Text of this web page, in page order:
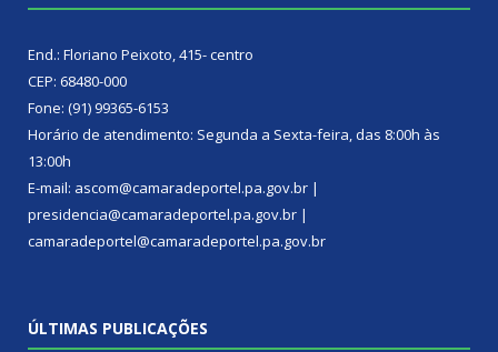
End.: Floriano Peixoto, 415- centro
CEP: 68480-000
Fone: (91) 99365-6153
Horário de atendimento: Segunda a Sexta-feira, das 8:00h às
13:00h
E-mail: ascom@camaradeportel.pa.gov.br |
presidencia@camaradeportel.pa.gov.br |
camaradeportel@camaradeportel.pa.gov.br
ÚLTIMAS PUBLICAÇÕES